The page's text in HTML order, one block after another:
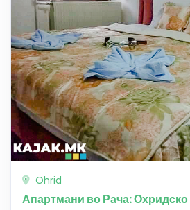
Ohrid
Апартмани во Рача: Охридско